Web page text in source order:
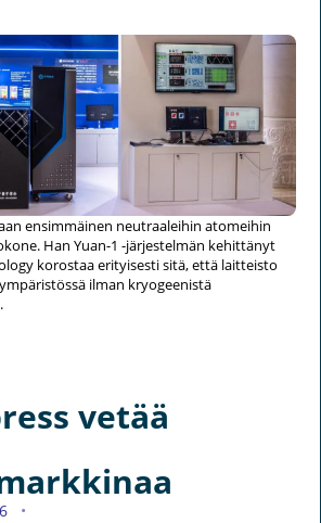
ensimmäinen neutraaleihin atomeihin
Han Yuan-1 -järjestelmän kehittänyt
korostaa erityisesti sitä, että laitteisto
ilman kryogeenistä
vetää